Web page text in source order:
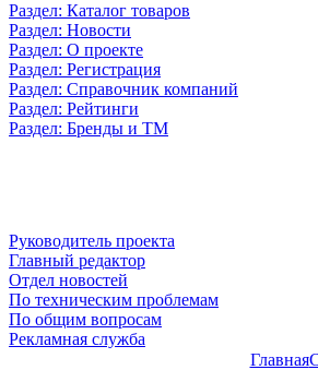
Раздел: Каталог товаров
Раздел: Новости
Раздел: О проекте
Раздел: Регистрация
Раздел: Справочник компаний
Раздел: Рейтинги
Раздел: Бренды и ТМ
Руководитель проекта
Главный редактор
Отдел новостей
По техническим проблемам
По общим вопросам
Рекламная служба
Главная